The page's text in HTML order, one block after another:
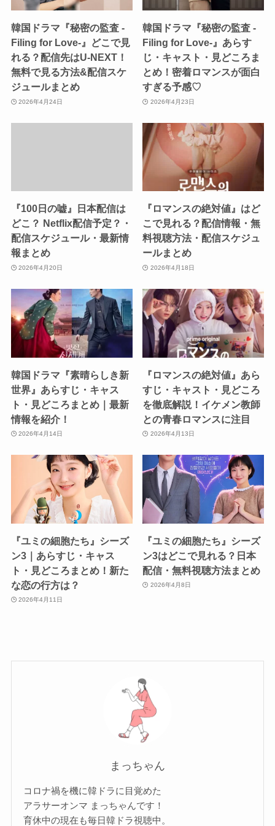
韓国ドラマ『秘密の監査 -
Filing for Love-』どこで見
れる？配信先はU-NEXT！
無料で見る方法&配信スケ
ジュールまとめ
2026年4月24日
韓国ドラマ『秘密の監査 -
Filing for Love-』あらす
じ・キャスト・見どころま
とめ！密着ロマンスが面白
すぎる予感♡
2026年4月23日
『100日の嘘』日本配信は
どこ？ Netflix配信予定？・
配信スケジュール・最新情
報まとめ
2026年4月20日
『ロマンスの絶対値』はど
こで見れる？配信情報・無
料視聴方法・配信スケジュ
ールまとめ
2026年4月18日
韓国ドラマ『素晴らしき新
世界』あらすじ・キャス
ト・見どころまとめ｜最新
情報を紹介！
2026年4月14日
『ロマンスの絶対値』あら
すじ・キャスト・見どころ
を徹底解説！イケメン教師
との青春ロマンスに注目
2026年4月13日
『ユミの細胞たち』シーズ
ン3｜あらすじ・キャス
ト・見どころまとめ！新た
な恋の行方は？
2026年4月11日
『ユミの細胞たち』シーズ
ン3はどこで見れる？日本
配信・無料視聴方法まとめ
2026年4月8日
まっちゃん
コロナ禍を機に韓ドラに目覚めた
アラサーオンマ まっちゃんです！
育休中の現在も毎日韓ドラ視聴中。